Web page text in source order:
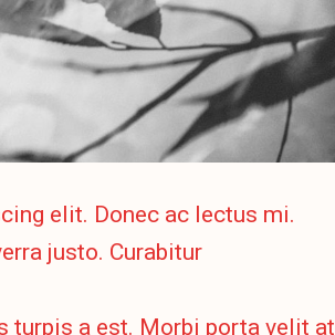
elit. Donec ac lectus mi.
justo. Curabitur
turpis a est. Morbi porta velit at